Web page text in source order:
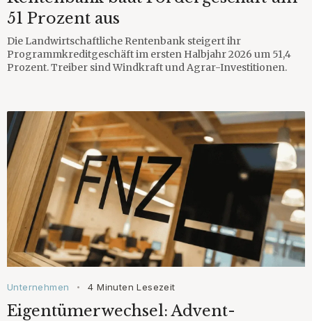
51 Prozent aus
Die Landwirtschaftliche Rentenbank steigert ihr
Programmkreditgeschäft im ersten Halbjahr 2026 um 51,4
Prozent. Treiber sind Windkraft und Agrar-Investitionen.
Unternehmen • 4 Minuten Lesezeit
Eigentümerwechsel: Advent-